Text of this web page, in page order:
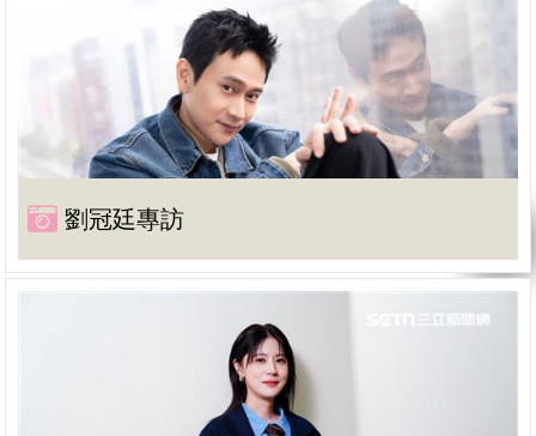
劉冠廷專訪